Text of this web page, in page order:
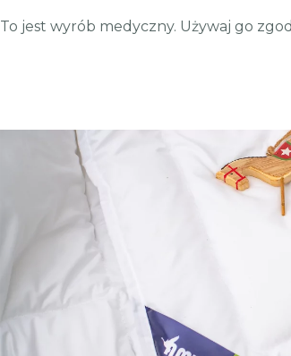
To jest wyrób medyczny. Używaj go